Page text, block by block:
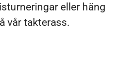
eller häng
vår takterass.